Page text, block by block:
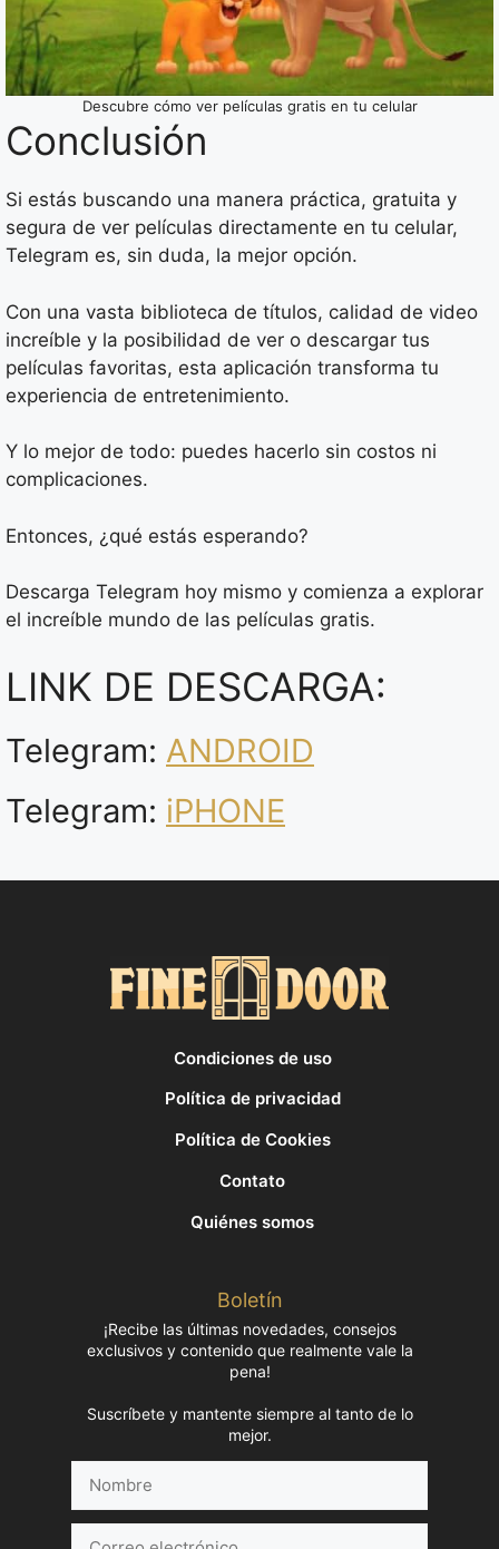
Descubre cómo ver películas gratis en tu celular
Conclusión
Si estás buscando una manera práctica, gratuita y
segura de ver películas directamente en tu celular,
Telegram es, sin duda, la mejor opción.
Con una vasta biblioteca de títulos, calidad de video
increíble y la posibilidad de ver o descargar tus
películas favoritas, esta aplicación transforma tu
experiencia de entretenimiento.
Y lo mejor de todo: puedes hacerlo sin costos ni
complicaciones.
Entonces, ¿qué estás esperando?
Descarga Telegram hoy mismo y comienza a explorar
el increíble mundo de las películas gratis.
LINK DE DESCARGA:
Telegram: ANDROID
Telegram: iPHONE
Condiciones de uso
Política de privacidad
Política de Cookies
Contato
Quiénes somos
Boletín
¡Recibe las últimas novedades, consejos
exclusivos y contenido que realmente vale la
pena!
Suscríbete y mantente siempre al tanto de lo
mejor.